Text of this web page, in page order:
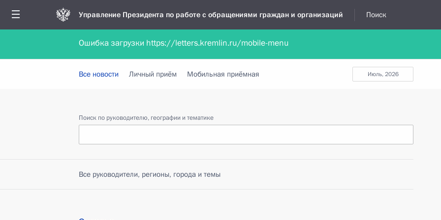
Управление Президента по работе с обращениями граждан и организаций Поиск
Обратиться в форме электронного документа Обратиться в устной форме
июль, 2026
Все новости Личный приём Мобильная приёмная
Поиск по руководителю, географии и тематике
Все руководители, регионы, города и темы
Ошибка загрузки https://letters.kremlin.ru/mobile-menu